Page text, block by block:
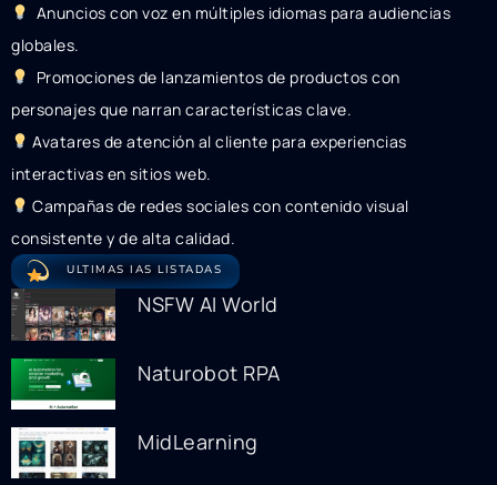
Anuncios con voz en múltiples idiomas para audiencias
globales.
Promociones de lanzamientos de productos con
personajes que narran características clave.
Avatares de atención al cliente para experiencias
interactivas en sitios web.
Campañas de redes sociales con contenido visual
consistente y de alta calidad.
ULTIMAS IAS LISTADAS
NSFW AI World
Naturobot RPA
MidLearning